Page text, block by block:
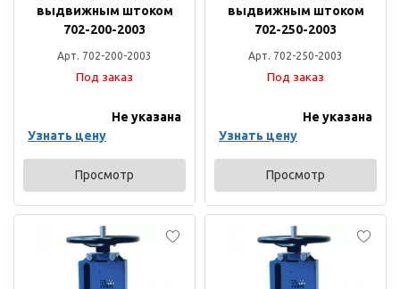
выдвижным штоком
702-200-2003
Арт. 702-200-2003
Под заказ
Не указана
Узнать цену
Просмотр
выдвижным штоком
702-250-2003
Арт. 702-250-2003
Под заказ
Не указана
Узнать цену
Просмотр